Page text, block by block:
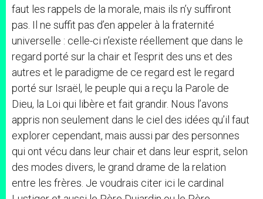
faut les rappels de la morale, mais ils n’y suffiront
pas. Il ne suffit pas d’en appeler à la fraternité
universelle : celle-ci n’existe réellement que dans le
regard porté sur la chair et l’esprit des uns et des
autres et le paradigme de ce regard est le regard
porté sur Israël, le peuple qui a reçu la Parole de
Dieu, la Loi qui libère et fait grandir. Nous l’avons
appris non seulement dans le ciel des idées qu’il faut
explorer cependant, mais aussi par des personnes
qui ont vécu dans leur chair et dans leur esprit, selon
des modes divers, le grand drame de la relation
entre les frères. Je voudrais citer ici le cardinal